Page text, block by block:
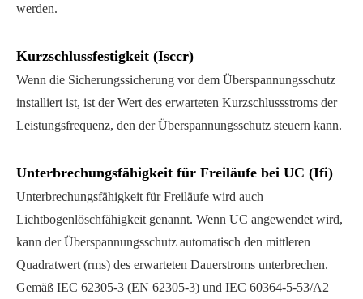
werden.
Kurzschlussfestigkeit (Isccr)
Wenn die Sicherungssicherung vor dem Überspannungsschutz
installiert ist, ist der Wert des erwarteten Kurzschlussstroms der
Leistungsfrequenz, den der Überspannungsschutz steuern kann.
Unterbrechungsfähigkeit für Freiläufe bei UC (Ifi)
Unterbrechungsfähigkeit für Freiläufe wird auch
Lichtbogenlöschfähigkeit genannt. Wenn UC angewendet wird,
kann der Überspannungsschutz automatisch den mittleren
Quadratwert (rms) des erwarteten Dauerstroms unterbrechen.
Gemäß IEC 62305-3 (EN 62305-3) und IEC 60364-5-53/A2